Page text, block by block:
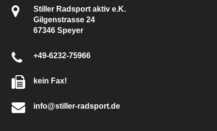
Stiller Radsport aktiv e.K.
Gilgenstrasse 24
67346 Speyer
+49-6232-75966
kein Fax!
info@stiller-radsport.de